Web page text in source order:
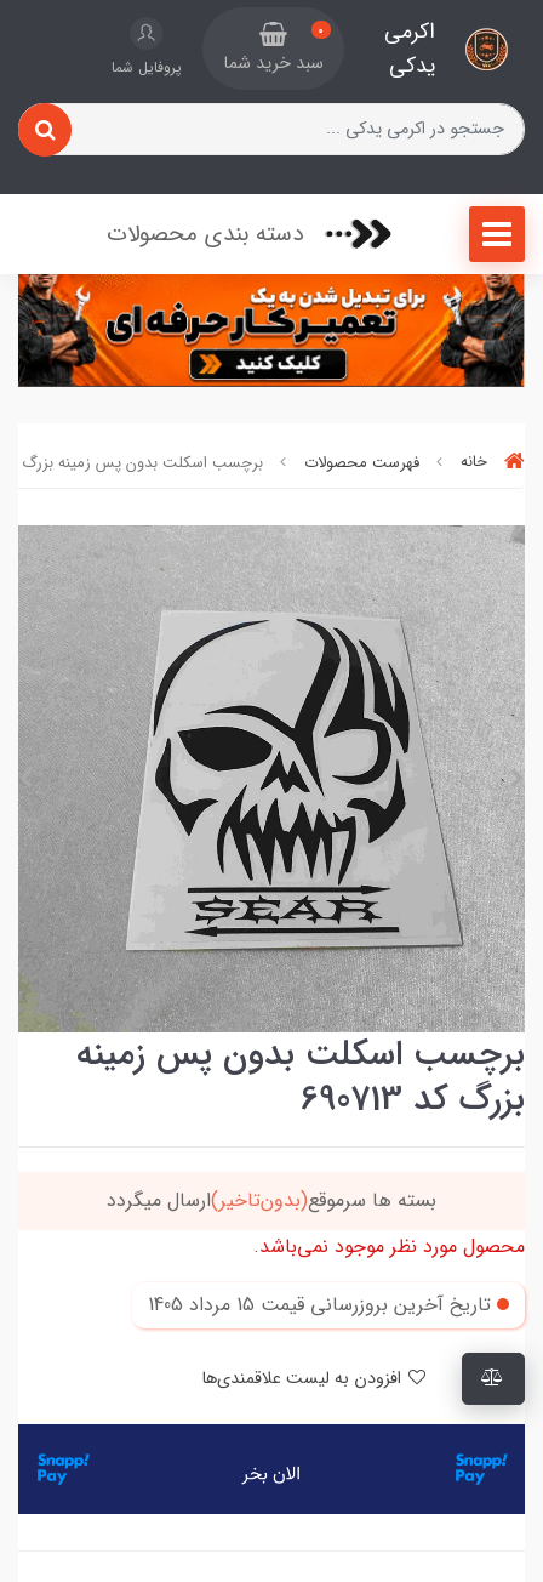
اکرمی
یدکی
0
سبد خرید شما پروفایل شما
دسته بندی محصولات
خانه فهرست محصولات برچسب اسکلت بدون پس زمینه بزرگ کد
برچسب اسکلت بدون پس زمینه
بزرگ کد 690713
بسته ها سرموقع(بدون‌تاخیر)ارسال میگردد
محصول مورد نظر موجود نمی‌باشد.
تاریخ آخرین بروزرسانی قیمت 15 مرداد 1405